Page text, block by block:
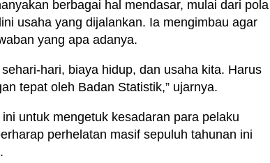
berbagai hal mendasar, mulai dari pola
usaha yang dijalankan. Ia mengimbau agar
yang apa adanya.
hari, biaya hidup, dan usaha kita. Harus
tepat oleh Badan Statistik,” ujarnya.
untuk mengetuk kesadaran para pelaku
perhelatan masif sepuluh tahunan ini